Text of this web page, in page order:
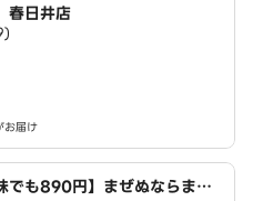
日井店
お届け
でも890円】まぜぬならまぜ